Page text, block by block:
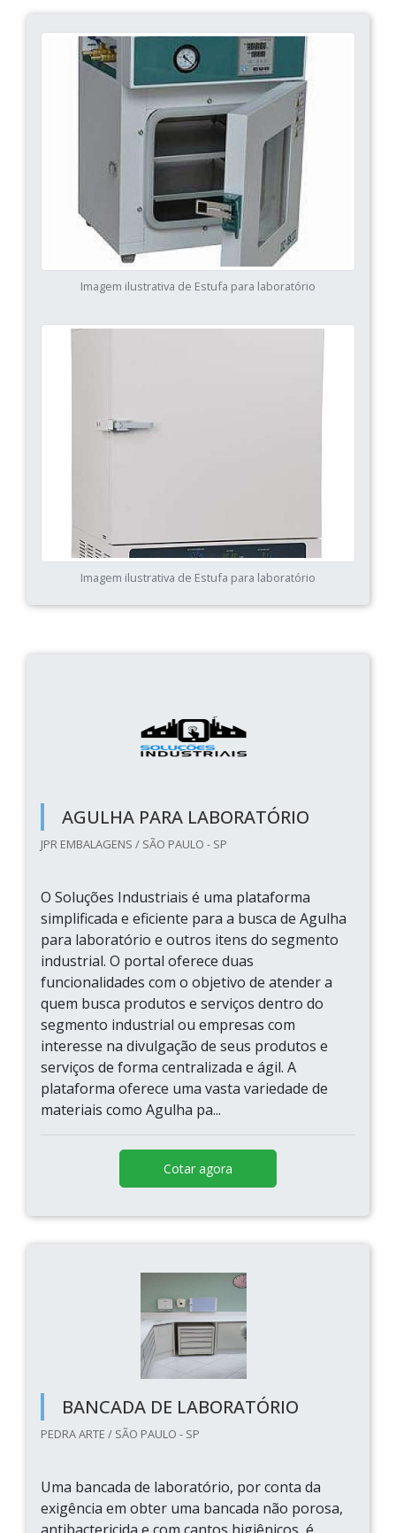
Imagem ilustrativa de Estufa para laboratório
Imagem ilustrativa de Estufa para laboratório
AGULHA PARA LABORATÓRIO
JPR EMBALAGENS / SÃO PAULO - SP
O Soluções Industriais é uma plataforma
simplificada e eficiente para a busca de Agulha
para laboratório e outros itens do segmento
industrial. O portal oferece duas
funcionalidades com o objetivo de atender a
quem busca produtos e serviços dentro do
segmento industrial ou empresas com
interesse na divulgação de seus produtos e
serviços de forma centralizada e ágil. A
plataforma oferece uma vasta variedade de
materiais como Agulha pa...
Cotar agora
BANCADA DE LABORATÓRIO
PEDRA ARTE / SÃO PAULO - SP
Uma bancada de laboratório, por conta da
exigência em obter uma bancada não porosa,